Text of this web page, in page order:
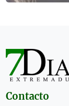
Contacto